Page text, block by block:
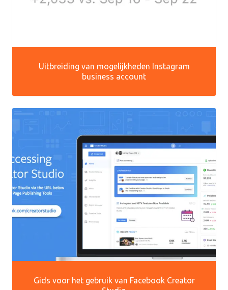
Uitbreiding van mogelijkheden Instagram
business account
Gids voor het gebruik van Facebook Creator